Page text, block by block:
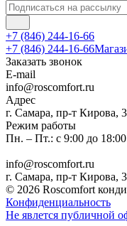
+7 (846) 244-16-66
+7 (846) 244-16-66
Заказать звонок
E-mail
info@roscomfort.ru
Адрес
г. Самара, пр-т Кирова,
Режим работы
Пн. – Пт.: с 9:00 до 18:00
info@roscomfort.ru
г. Самара, пр-т Кирова,
© 2026 Roscomfort
Конфиденциальность
Не явлется публичной